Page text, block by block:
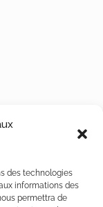
des technologies
informations des
permettra de